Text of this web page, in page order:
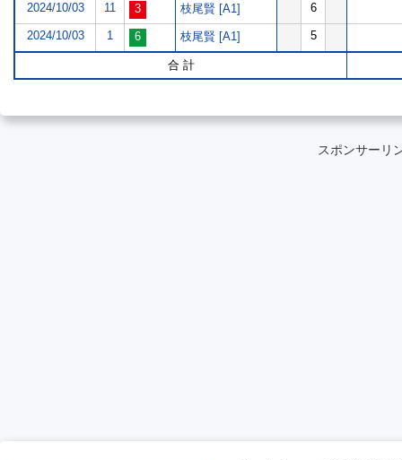
2024/10/03 11 枝尾賢 [A1] 6
2024/10/03 1 枝尾賢 [A1] 5
合 計
スポンサーリ